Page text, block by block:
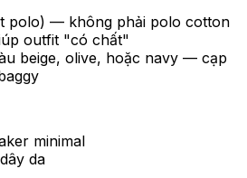
polo) — không phải polo cotton
outfit "có chất"
beige, olive, hoặc navy — cạp
minimal
da